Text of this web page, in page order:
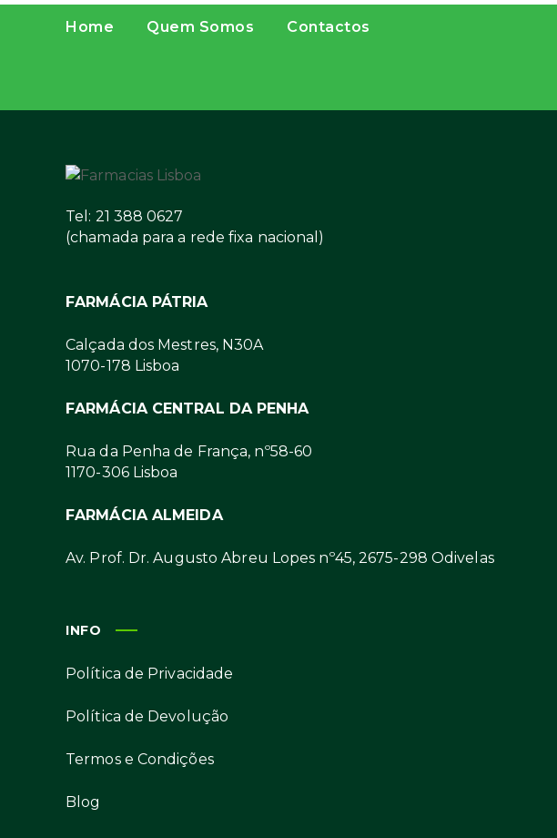
Home Quem Somos Contactos
Tel: 21 388 0627
(chamada para a rede fixa nacional)
FARMÁCIA PÁTRIA
Calçada dos Mestres, N30A
1070-178 Lisboa
FARMÁCIA CENTRAL DA PENHA
Rua da Penha de França, nº58-60
1170-306 Lisboa
FARMÁCIA ALMEIDA
Av. Prof. Dr. Augusto Abreu Lopes nº45, 2675-298 Odivelas
INFO
Política de Privacidade
Política de Devolução
Termos e Condições
Blog